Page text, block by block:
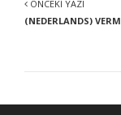
ÖNCEKI YAZI
(NEDERLANDS)